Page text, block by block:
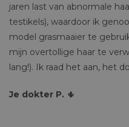
jaren last van abnormale
testikels), waardoor ik
model grasmaaier te
mijn overtollige haar te
lang!). Ik raad het aan, het
Je dokter P. 🌵